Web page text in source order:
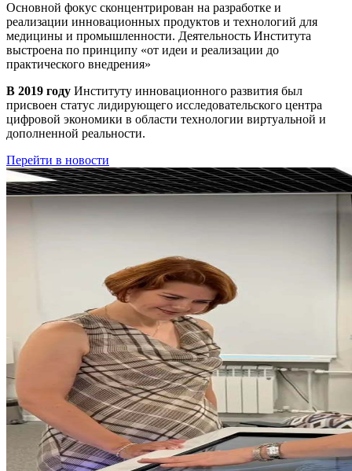
Основной фокус сконцентрирован на разработке и
реализации инновационных продуктов и технологий для
медицины и промышленности. Деятельность Института
выстроена по принципу «от идеи и реализации до
практического внедрения»
В 2019 году Институту инновационного развития был
присвоен статус лидирующего исследовательского центра
цифровой экономики в области технологии виртуальной и
дополненной реальности.
Перейти в новости